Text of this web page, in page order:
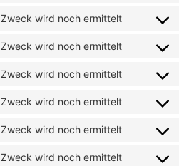
Zweck wird noch ermittelt
Zweck wird noch ermittelt
Zweck wird noch ermittelt
Zweck wird noch ermittelt
Zweck wird noch ermittelt
Zweck wird noch ermittelt